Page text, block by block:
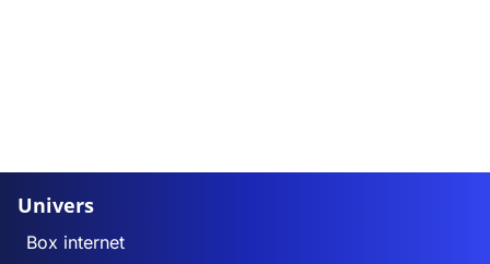
Univers
Box internet